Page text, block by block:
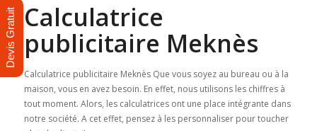
Calculatrice
publicitaire Meknès
Calculatrice publicitaire Meknès Que vous soyez au bureau ou à la
maison, vous en avez besoin. En effet, nous utilisons les chiffres à
tout moment. Alors, les calculatrices ont une place intégrante dans
notre société. A cet effet, pensez à les personnaliser pour toucher
Devis Gratuit